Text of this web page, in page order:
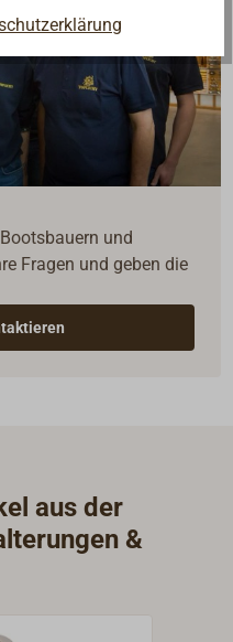
und
Fragen und geben die
aus der
&